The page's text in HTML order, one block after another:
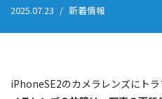
2025.07.23 新着情報
iPhoneSE2のカメラレンズにト